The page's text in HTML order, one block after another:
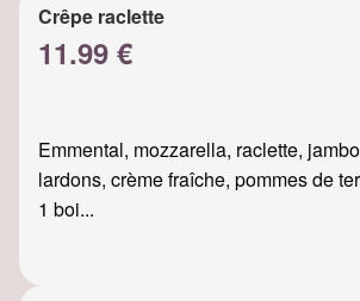
Crêpe raclette
11.99 €
Emmental, mozzarella, raclette,
lardons, crème fraîche, pommes de
1 boi...